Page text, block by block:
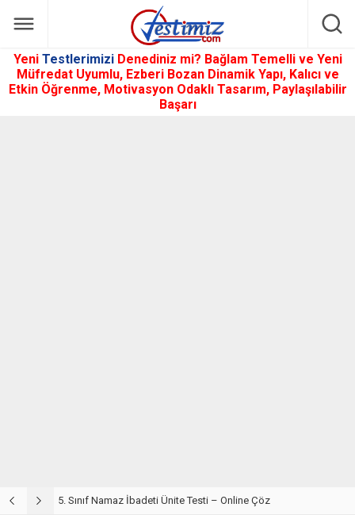
Yeni Testlerimizi Denediniz mi? Bağlam Temelli ve Yeni
Müfredat Uyumlu, Ezberi Bozan Dinamik Yapı, Kalıcı ve
Etkin Öğrenme, Motivasyon Odaklı Tasarım, Paylaşılabilir
Başarı
5. Sınıf Namaz İbadeti Ünite Testi – Online Çöz